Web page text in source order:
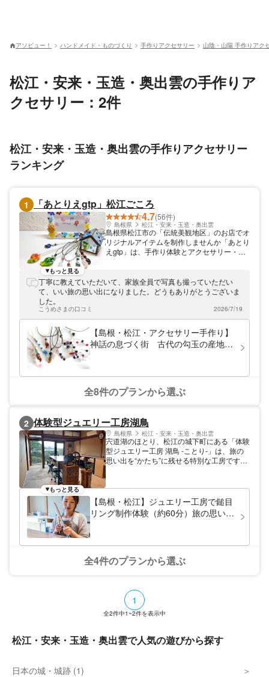
アソビュー！ ハンドメイド・ものづくり 手作りアクセサリー 山陰・山陽 手作りアク
松江・安来・玉造・奥出雲の手作りア
クセサリー：2件
松江・安来・玉造・奥出雲の手作りアクセサリー
ランキング
1
「あとりえgtp」松江ごころ
4.7(56件)
島根県 松江・安来・玉造・奥出雲
島根県松江市の「伝統美観地区」のお店でオ
リジナルアイテムを制作しませんか「あとり
えgtp」は、手作り体験とアクセサリー・雑
ばれるエリアで営業しております。フュージ
ングと呼ばれる焼きガラス、クリスタル、ビ
体験を随時開催しています。材料・道具は取
り揃えていますので手ぶらでお越しいただけ
ます。ご家族連れやお友だち同士はもちろ
ん、お一人様でもお楽しみいただけます。旅
の思い出づくりにぜひお立ち寄りください。
gtp。古代の勾玉生産地、松江ならではのガ
ラスや天然石のまが玉等、ユニークで珍しい
作品作りができるのも大きな魅力です。山
びりと作品作りをお楽しみいただけますよ。
できあがった作品はご自分用にはもちろん、
大切な人へのプレゼントにもおすすめです！
思うまま自由に、世界で1つのオリジナル作
品を作ってみませんか。お気軽にお越しくだ
さいませ。お待ちしております！
もっと見る
丁寧に教えていただいて、家族全員で写真も撮っていただい
て、いい旅の思い出になりました。どうもありがとうございま
した。
こうめさまの口コミ 2026/7/19
【島根・松江・アクセサリー手作り】
神話の息づく街 古代の勾玉の産地
全8件のプランから選ぶ
2 体験型ジュエリー工房湖鳥
島根県 松江・安来・玉造・奥出雲
宍道湖のほとり、松江の城下町にある「体験
型ジュエリー工房 湖鳥 -ことり-」は、旅の
思い出を“かたち”に残せる特別な工房です。
す。 銀を扱う本格的な体験は、観光や食事
だけでは味わえない松江ならではのひとと
き。火を入れたり磨き上げたりといった工程
を楽しみながら、指先に特別な思い出が刻ま
や大切な方への贈り物にも最適です。 すべ
ての体験は女性クリエーターが丁寧にサポー
トいたしますので、初めての方でも安心。カ
城や宍道湖散策と合わせて体験することで、
旅の一日がより鮮やかに彩られることでしょ
う。 ここで過ごす時間とともに生まれるジ
そのものを思い出す特別な存在に。松江観光
の新しい楽しみ方として、ぜひ湖鳥での体験
もっと見る
【島根・松江】ジュエリー工房で鎚目
リング制作体験（約60分）旅の思い出
全4件のプランから選ぶ
1
全2件中1~2件を表示中
松江・安来・玉造・奥出雲で人気の遊びから探す
日本の城・城跡 (1)